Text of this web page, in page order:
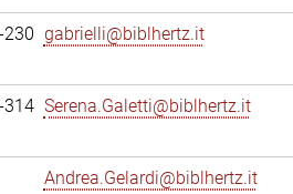
230 gabrielli@biblhertz.it
314 Serena.Galetti@biblhertz.it
Andrea.Gelardi@biblhertz.it